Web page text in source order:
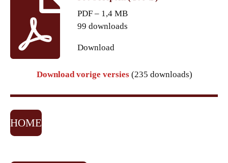
PDF – 1,4 MB
99 downloads
Download
Download vorige versies (235 downloads)
HOME